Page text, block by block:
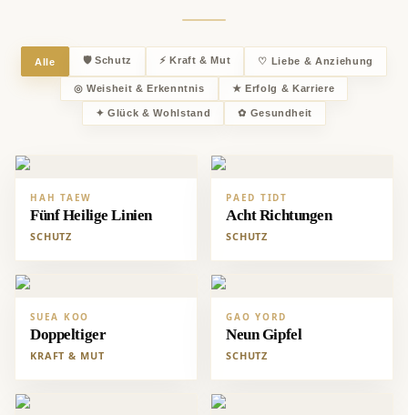
Alle 🛡 Schutz ⚡ Kraft & Mut ♡ Liebe & Anziehung
◎ Weisheit & Erkenntnis ★ Erfolg & Karriere
✦ Glück & Wohlstand ✿ Gesundheit
HAH TAEW
Fünf Heilige Linien
SCHUTZ
PAED TIDT
Acht Richtungen
SCHUTZ
SUEA KOO
Doppeltiger
KRAFT & MUT
GAO YORD
Neun Gipfel
SCHUTZ